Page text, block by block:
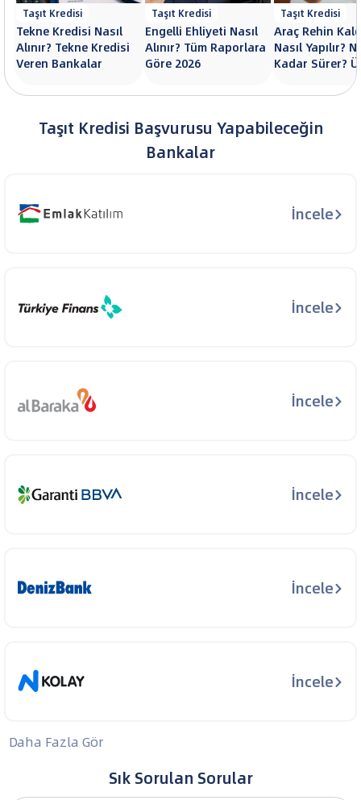
Taşıt Kredisi
Tekne Kredisi Nasıl
Alınır? Tekne Kredisi
Veren Bankalar
Taşıt Kredisi
Engelli Ehliyeti Nasıl
Alınır? Tüm Raporlara
Göre 2026
Taşıt Kredisi
Araç Rehin
Nasıl Yapılır?
Kadar Sürer?
Taşıt Kredisi Başvurusu Yapabileceğin
Bankalar
İncele
İncele
İncele
İncele
İncele
İncele
Daha Fazla Gör
Sık Sorulan Sorular